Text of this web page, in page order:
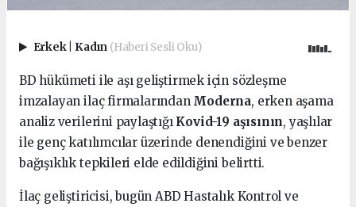
Erkek Kadın (Haberi Sesli Oku)
BD hükümeti ile aşı geliştirmek için sözleşme
imzalayan ilaç firmalarından Moderna, erken aşama
analiz verilerini paylaştığı Kovid-19 aşısının, yaşlılar
ile genç katılımcılar üzerinde denendiğini ve benzer
bağışıklık tepkileri elde edildiğini belirtti.
İlaç geliştiricisi, bugün ABD Hastalık Kontrol ve